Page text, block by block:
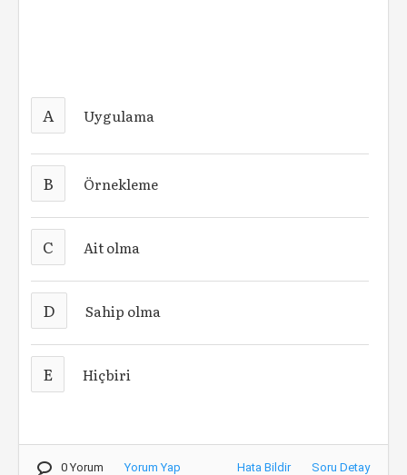
A Uygulama
B Örnekleme
C Ait olma
D Sahip olma
E Hiçbiri
0 Yorum Yorum Yap Hata Bildir Soru Detay